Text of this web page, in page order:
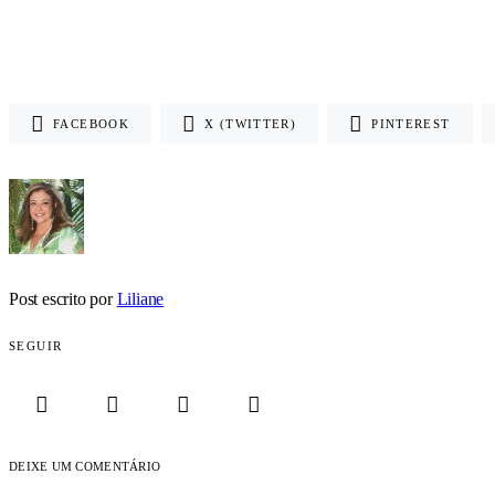
FACEBOOK X (TWITTER) PINTEREST
Post escrito por Liliane
SEGUIR
DEIXE UM COMENTÁRIO